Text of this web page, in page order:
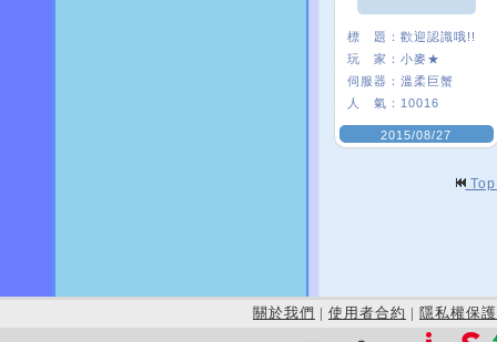
標 題： 歡迎認識哦!!
玩 家： 小麥★
伺服器： 溫柔巨蟹
人 氣： 10016
2015/08/27
關於我們 | 使用者合約 | 隱私權保護